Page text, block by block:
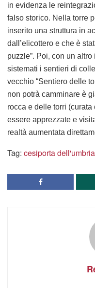
in evidenza le
falso storico. Nella torre
inserito una struttura in
dall’elicottero e che è
puzzle”. Poi, con un
sistemati i sentieri di
vecchio “Sentiero delle
non potrà camminare è
rocca e delle torri
essere apprezzate e
realtà aumentata
Tag: cesiporta dell'umbria